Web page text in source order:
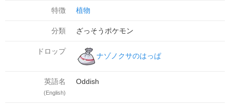
特徴 植物
分類 ざっそうポケモン
ドロップ
ナゾノクサのはっぱ
英語名
(English)
Oddish